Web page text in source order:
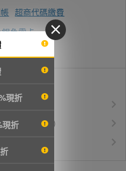
現折
折
超商代碼繳費
角零卡
費$0
起(以克計價)